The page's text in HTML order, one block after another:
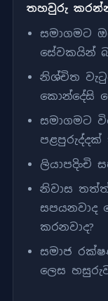
තහවුරු
සමාගමට
සේවකයින්
නිශ්චිත
කොන්දේසි
සමාගමට
පළපුරුද්දක්
ලියාපදිංචි
නිවාස
සපයනවාද
කරනවාද?
සමාජ
ලෙස